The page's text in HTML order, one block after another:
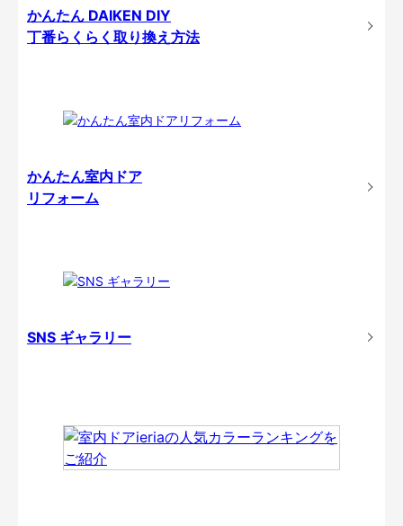
かんたん DAIKEN DIY
丁番らくらく取り換え方法
かんたん室内ドア
リフォーム
SNS ギャラリー